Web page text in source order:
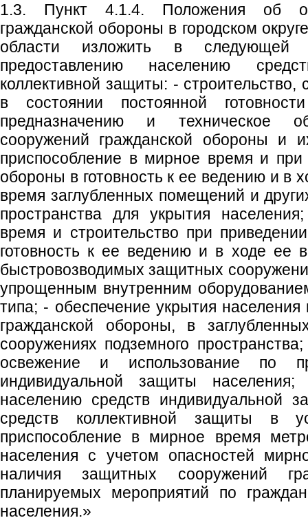
1.3. Пункт 4.1.4. Положения об
гражданской обороны в городском
области изложить в следующей
предоставлению населению
коллективной защиты: - строительство,
в состоянии постоянной
предназначению и техническое
сооружений гражданской обороны и
приспособление в мирное время и при
обороны в готовность к ее ведению и в
время заглубленных помещений и
пространства для укрытия
время и строительство при
готовность к ее ведению и в ходе ее
быстровозводимых защитных
упрощенным внутренним
типа; - обеспечение укрытия
гражданской обороны, в
сооружениях подземного
освежение и использование по
индивидуальной защиты
населению средств индивидуальной
средств коллективной защиты в
приспособление в мирное время
населения с учетом опасностей
наличия защитных сооружений
планируемых мероприятий по
населения.»